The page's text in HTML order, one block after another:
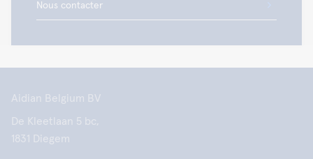
Nous contacter
Aidian Belgium BV
De Kleetlaan 5 bc,
1831 Diegem